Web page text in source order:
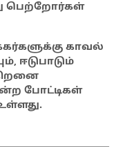
பெற்றோர்கள்
காவல்
ஈடுபாடும்
போட்டிகள்